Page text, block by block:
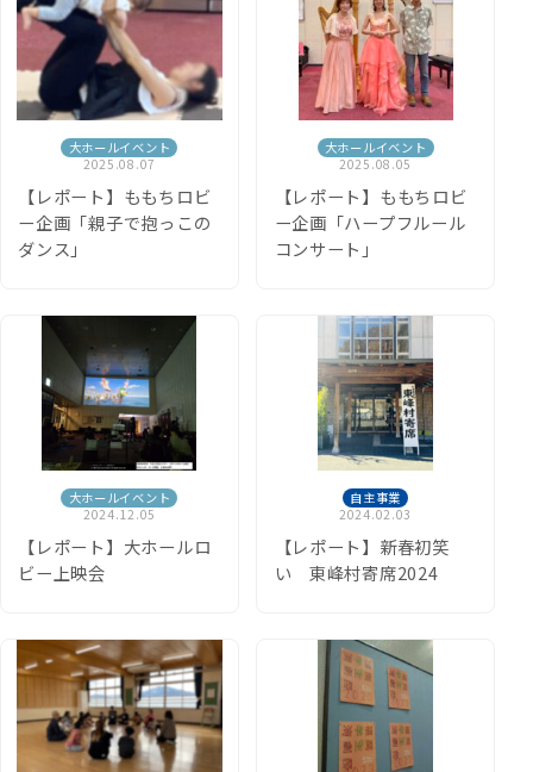
大ホールイベント
2025.08.07
【レポート】ももちロビ
ー企画「親子で抱っこの
ダンス」
大ホールイベント
2025.08.05
【レポート】ももちロビ
ー企画「ハープフルール
コンサート」
大ホールイベント
2024.12.05
【レポート】大ホールロ
ビー上映会
自主事業
2024.02.03
【レポート】新春初笑
い 東峰村寄席2024